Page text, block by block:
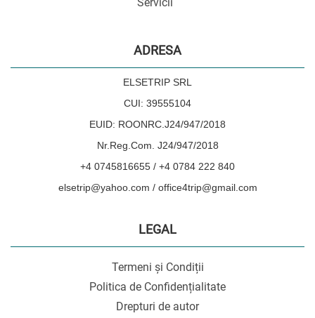
ADRESA
ELSETRIP SRL
CUI: 39555104
EUID: ROONRC.J24/947/2018
Nr.Reg.Com. J24/947/2018
+4 0745816655 / +4 0784 222 840
elsetrip@yahoo.com / office4trip@gmail.com
LEGAL
Termeni și Condiții
Politica de Confidențialitate
Drepturi de autor